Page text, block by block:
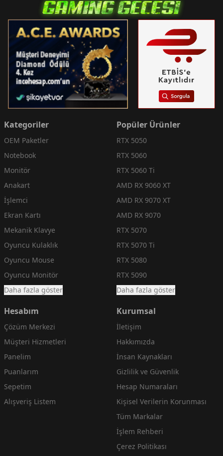
Kategoriler
OEM Paketler
Notebook
Monitör
Anakart
İşlemci
Ekran Kartı
Mekanik Klavye
Oyuncu Kulaklık
Oyuncu Mouse
Oyuncu Monitör
Daha fazla göster
Popüler Ürünler
RTX 5050
RTX 5060
RTX 5060 Ti
AMD RX 9060 XT
AMD RX 9070 XT
AMD RX 9070
RTX 5070
RTX 5070 Ti
RTX 5080
RTX 5090
Daha fazla göster
Hesabım
Çözüm Merkezi
Müşteri Hizmetleri
Panelim
Puanlarım
Sepetim
Alışveriş Listem
Kurumsal
İletişim
Hakkımızda
İnsan Kaynakları
Gizlilik ve Güvenlik
Hesap Numaraları
Kişisel Verilerin Korunması
Tüm Markalar
İşlem Rehberi
Çerez Politikası